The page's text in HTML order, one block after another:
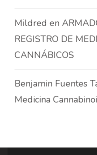
Mildred en
REGISTRO DE
CANNÁBICOS
Benjamin Fuentes
Medicina